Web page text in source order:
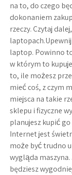
na to, do czego
dokonaniem
rzeczy. Czytaj
laptop. Powinno
w którym to
to, ile możesz
mieć coś, z czym
miejsca na takie
sklepu i fizyczne
planujesz kupić
Internet jest
może być trudno
wygląda
będziesz